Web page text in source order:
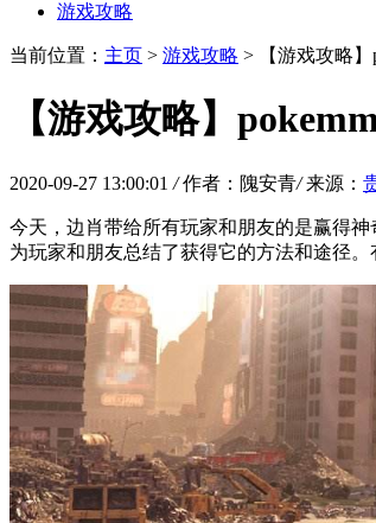
游戏攻略
当前位置： 主页 > 游戏攻略 > 【游戏攻略
【游戏攻略】
2020-09-27 13:00:01 / 作者：隗安青/ 来源：
今天，边肖带给所有玩家和朋友的是赢得
为玩家和朋友总结了获得它的方法和途径。